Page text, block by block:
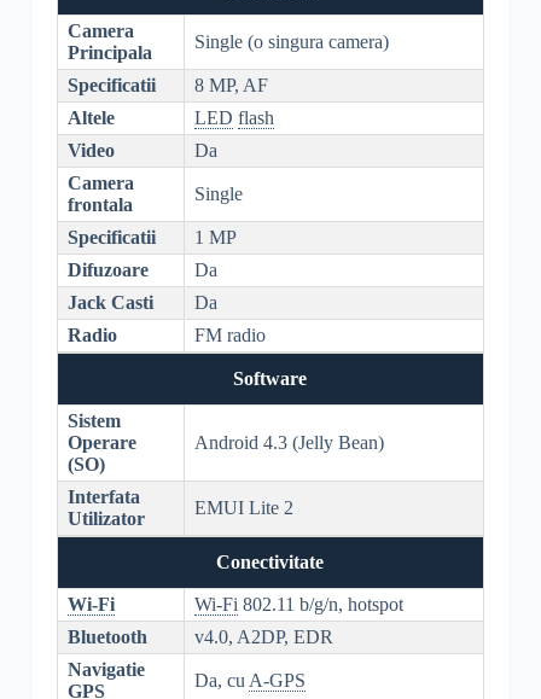
Camera
Principala
Single (o singura camera)
Specificatii
8 MP, AF
Altele
LED flash
Video
Da
Camera
frontala
Single
Specificatii
1 MP
Difuzoare
Da
Jack Casti
Da
Radio
FM radio
Software
Sistem
Operare
(SO)
Android 4.3 (Jelly Bean)
Interfata
Utilizator
EMUI Lite 2
Conectivitate
Wi-Fi Wi-Fi 802.11 b/g/n, hotspot
Bluetooth
v4.0, A2DP, EDR
Navigatie
GPS
Da, cu A-GPS